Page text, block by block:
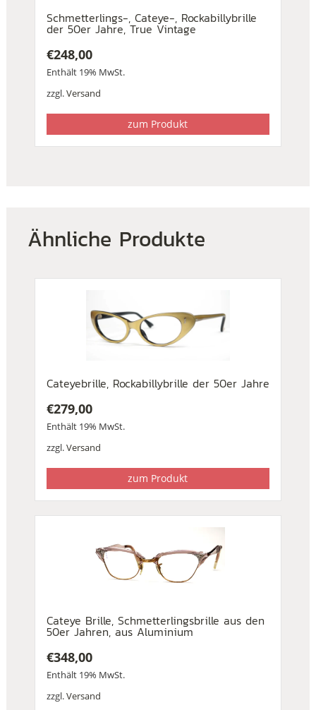
Schmetterlings-, Cateye-, Rockabillybrille
der 50er Jahre, True Vintage
€248,00
Enthält 19% MwSt.
zzgl.Versand
zum Produkt
Ähnliche Produkte
Cateyebrille, Rockabillybrille der 50er Jahre
€279,00
Enthält 19% MwSt.
zzgl.Versand
zum Produkt
Cateye Brille, Schmetterlingsbrille aus den
50er Jahren, aus Aluminium
€348,00
Enthält 19% MwSt.
zzgl.Versand